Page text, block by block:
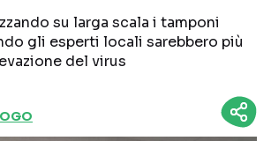
su larga scala i tamponi
gli esperti locali sarebbero più
del virus